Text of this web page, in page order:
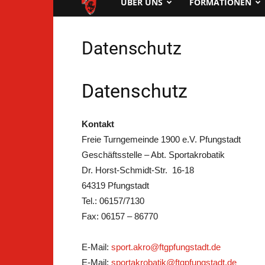
Datenschutz
Datenschutz
Kontakt
Freie Turngemeinde 1900 e.V. Pfungstadt
Geschäftsstelle – Abt. Sportakrobatik
Dr. Horst-Schmidt-Str. 16-18
64319 Pfungstadt
Tel.: 06157/7130
Fax: 06157 – 86770
E-Mail: sport.akro@ftgpfungstadt.de
E-Mail: sportakrobatik@ftgpfungstadt.de